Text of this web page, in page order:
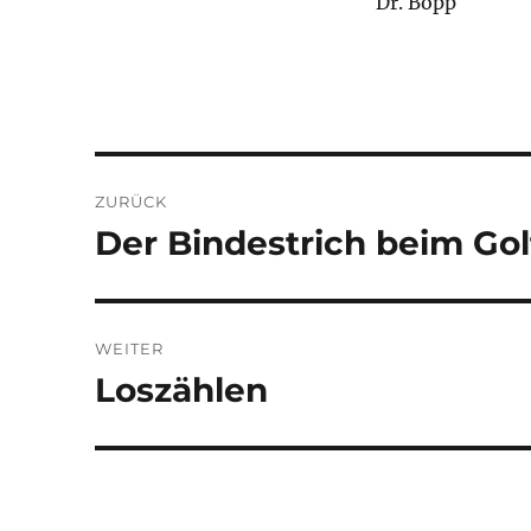
ZURÜCK
Vorheriger
Der Bindestrich beim
WEITER
Nächster
Loszählen